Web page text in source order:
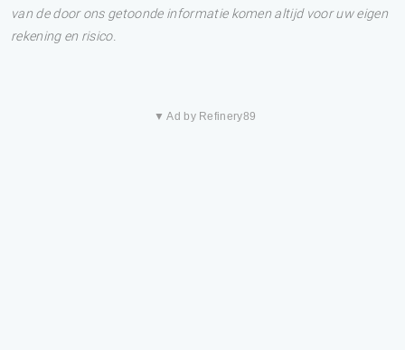
van de door ons getoonde informatie komen altijd voor uw eigen
rekening en risico.
▼ Ad by Refinery89